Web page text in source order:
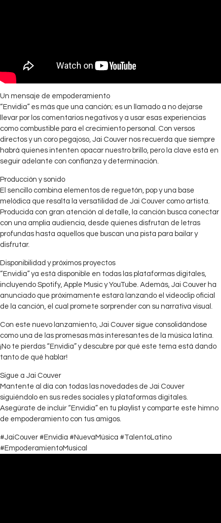
Un mensaje de empoderamiento
“Envidia” es más que una canción; es un llamado a no dejarse
llevar por los comentarios negativos y a usar esas experiencias
como combustible para el crecimiento personal. Con versos
directos y un coro pegajoso, Jai Couver nos recuerda que siempre
habrá quienes intenten opacar nuestro brillo, pero la clave está en
seguir adelante con confianza y determinación.
Producción y sonido
El sencillo combina elementos de reguetón, pop y una base
melódica que resalta la versatilidad de Jai Couver como artista.
Producida con gran atención al detalle, la canción busca conectar
con una amplia audiencia, desde quienes disfrutan de letras
profundas hasta aquellos que buscan una pista para bailar y
disfrutar.
Disponibilidad y próximos proyectos
“Envidia” ya está disponible en todas las plataformas digitales,
incluyendo Spotify, Apple Music y YouTube. Además, Jai Couver ha
anunciado que próximamente estará lanzando el videoclip oficial
de la canción, el cual promete sorprender con su narrativa visual.
Con este nuevo lanzamiento, Jai Couver sigue consolidándose
como una de las promesas más interesantes de la música latina.
¡No te pierdas “Envidia” y descubre por qué este tema está dando
tanto de qué hablar!
Sigue a Jai Couver
Mantente al día con todas las novedades de Jai Couver
siguiéndolo en sus redes sociales y plataformas digitales.
Asegúrate de incluir “Envidia” en tu playlist y comparte este himno
de empoderamiento con tus amigos.
#JaiCouver #Envidia #NuevaMúsica #TalentoLatino
#EmpoderamientoMusical